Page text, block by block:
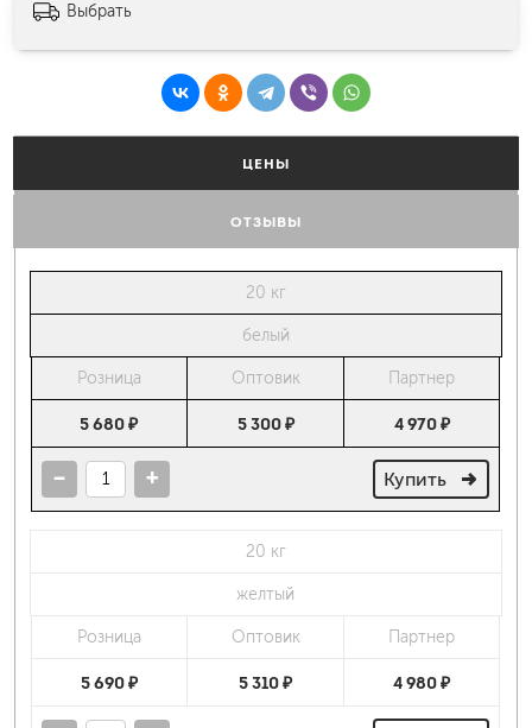
Выбрать
ЦЕНЫ
ОТЗЫВЫ
20 кг
белый
Розница Оптовик Партнер
5 680 ₽ 5 300 ₽ 4 970 ₽
- + Купить
20 кг
желтый
Розница Оптовик Партнер
5 690 ₽ 5 310 ₽ 4 980 ₽